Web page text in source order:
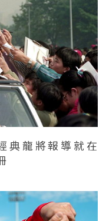
典龍將報導就在